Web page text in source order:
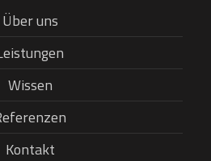
Über uns
Wissen
Kontakt